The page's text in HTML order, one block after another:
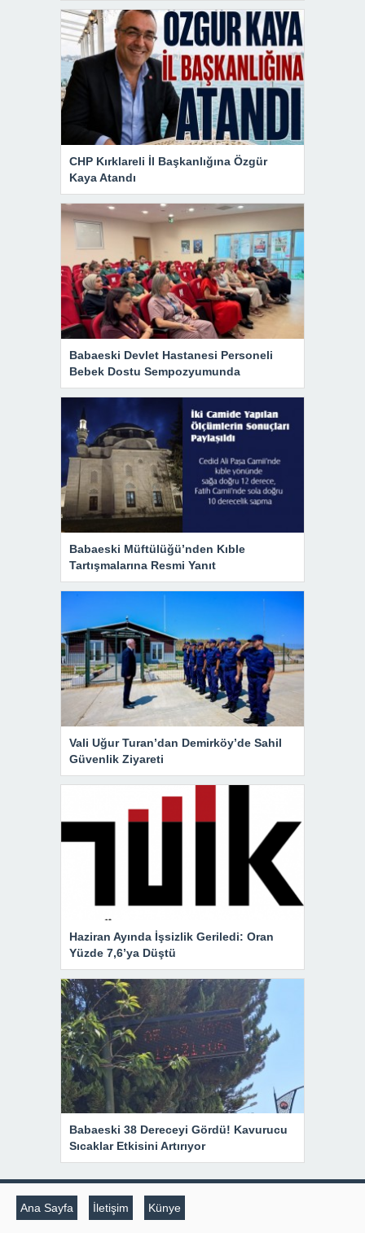
CHP Kırklareli İl Başkanlığına Özgür
Kaya Atandı
Babaeski Devlet Hastanesi Personeli
Bebek Dostu Sempozyumunda
Babaeski Müftülüğü’nden Kıble
Tartışmalarına Resmi Yanıt
Vali Uğur Turan’dan Demirköy’de Sahil
Güvenlik Ziyareti
Haziran Ayında İşsizlik Geriledi: Oran
Yüzde 7,6’ya Düştü
Babaeski 38 Dereceyi Gördü! Kavurucu
Sıcaklar Etkisini Artırıyor
Ana Sayfa İletişim Künye